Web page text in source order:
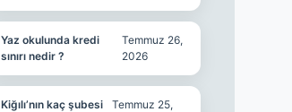
Yaz okulunda kredi
sınırı nedir ?
Temmuz 26,
2026
Kiğılı’nın kaç şubesi
Temmuz 25,